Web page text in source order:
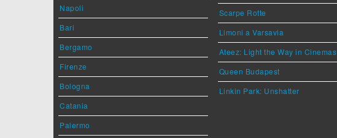
Napoli
Bari
Bergamo
Firenze
Bologna
Catania
Palermo
Scarpe Rotte
Limoni a Varsavia
Ateez: Light the Way in Cinemas
Queen Budapest
Linkin Park: Unshatter